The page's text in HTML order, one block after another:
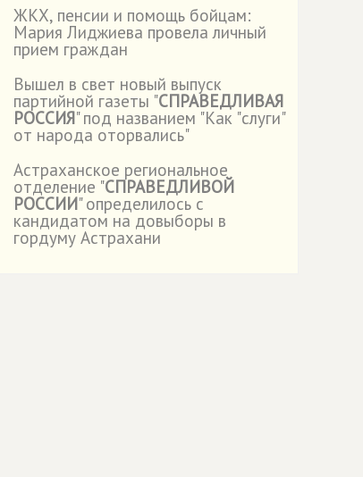
ЖКХ, пенсии и помощь бойцам:
Мария Лиджиева провела личный
прием граждан
Вышел в свет новый выпуск
партийной газеты "СПРАВЕДЛИВАЯ
РОССИЯ" под названием "Как "слуги"
от народа оторвались"
Астраханское региональное
отделение "СПРАВЕДЛИВОЙ
РОССИИ" определилось с
кандидатом на довыборы в
гордуму Астрахани